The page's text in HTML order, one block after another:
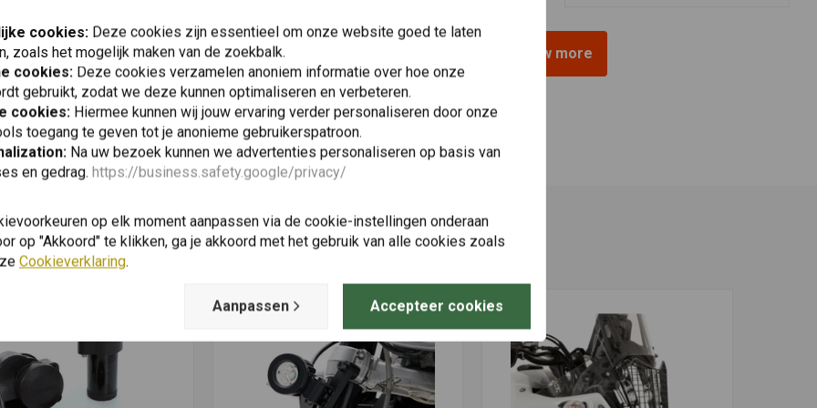
op de markt.
View more
Vergelijkbare producten
cookies: Deze cookies zijn essentieel om onze website goed te laten
zoals het mogelijk maken van de zoekbalk.
cookies: Deze cookies verzamelen anoniem informatie over hoe onze
gebruikt, zodat we deze kunnen optimaliseren en verbeteren.
cookies: Hiermee kunnen wij jouw ervaring verder personaliseren door onze
toegang te geven tot je anonieme gebruikerspatroon.
Na uw bezoek kunnen we advertenties personaliseren op basis van
en gedrag. https://business.safety.google/privacy/
op elk moment aanpassen via de cookie-instellingen onderaan
op "Akkoord" te klikken, ga je akkoord met het gebruik van alle cookies zoals
Cookieverklaring.
Aanpassen Accepteer cookies